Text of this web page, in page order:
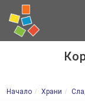
Начало Храни